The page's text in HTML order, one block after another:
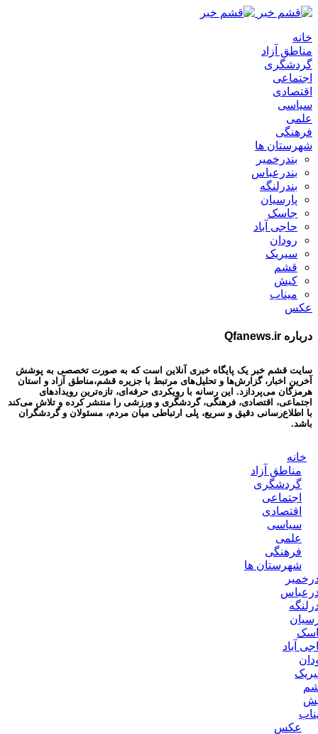
خانه
مناطق آزاد
گردشگری
اجتماعی
اقتصادی
سیاسی
علمی
فرهنگی
شهرستان ها
بندرخمیر
بندرعباس
بندرلنگه
پارسیان
جاسک
حاجی آباد
رودان
سیریک
قشم
کیش
میناب
عکس
درباره Qfanews.ir
سایت قشم خبر یک پایگاه خبری آنلاین است که به صورت تخصصی به پوشش
آخرین اخبار، گزارش‌ها و تحلیل‌های مرتبط با جزیره قشم،مناطق آزاد و استان
هرمزگان می‌پردازد. این رسانه با رویکردی حرفه‌ای، تازه‌ترین رویدادهای
اجتماعی، اقتصادی، فرهنگی، گردشگری و ورزشی را منتشر کرده و تلاش می‌کند
با اطلاع‌رسانی دقیق و سریع، پلی ارتباطی میان مردم، مسئولان و گردشگران
باشد.
خانه
مناطق آزاد
گردشگری
اجتماعی
اقتصادی
سیاسی
علمی
فرهنگی
شهرستان ها
آباد
عکس